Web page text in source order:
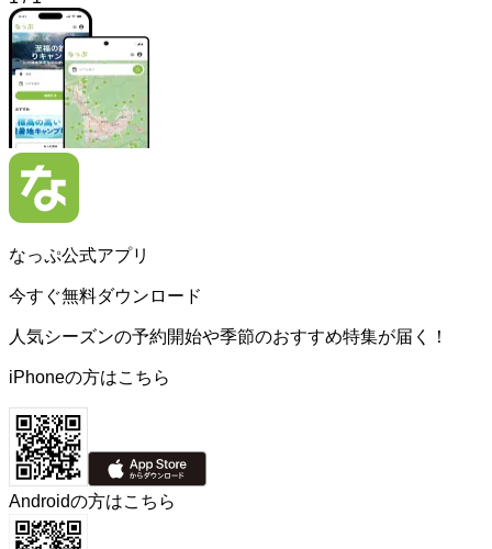
なっぷ公式アプリ
今すぐ無料ダウンロード
人気シーズンの予約開始や季節のおすすめ特集が届く！
iPhoneの方はこちら
Androidの方はこちら